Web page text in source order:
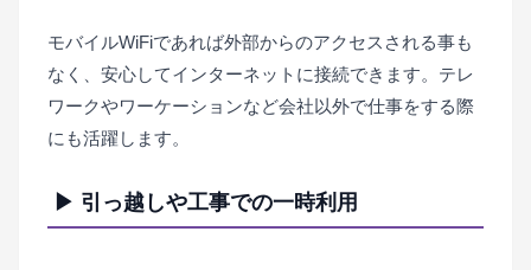
モバイルWiFiであれば外部からのアクセスされる事も
なく、安心してインターネットに接続できます。テレ
ワークやワーケーションなど会社以外で仕事をする際
にも活躍します。
▶ 引っ越しや工事での一時利用